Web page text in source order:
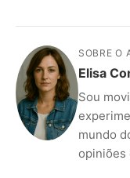
SOBRE O
Elisa
Sou
mundo
opiniões